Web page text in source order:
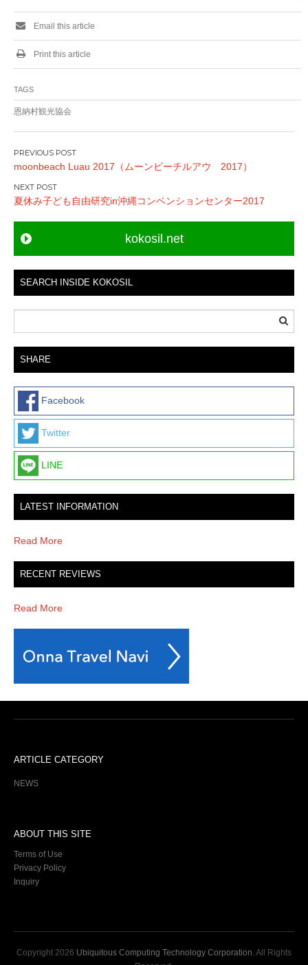
Email this article
Print this article
TAGS
恩納村観光協会
P
o
s
t
n
a
v
g
a
t
i
o
n
moonbeach Luau 2017（ムーンビーチルアウ 2017）
夏休み子ども自由研究in沖縄コンベンションセンター2017
kokosil.net
SEARCH INSIDE KOKOSIL
SHARE
Facebook
Twitter
LINE
LATEST INFORMATION
Read More
RECENT REVIEWS
Read More
ARTICLE CATEGORY
NEWS
ABOUT THIS SITE
Terms of Use
Privacy Policy
Inquiry
Copyright 2026 Ubiquitous Computing Technology Corporation. All Rights